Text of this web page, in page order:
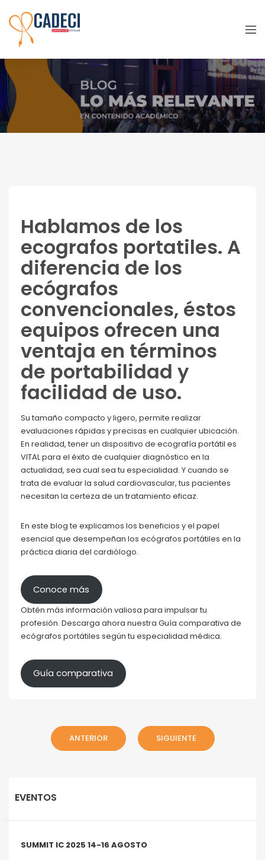
Visualiza el corazón en tiempo real
Hablamos de los
ecografos portatiles. A
diferencia de los
ecógrafos
convencionales, éstos
equipos ofrecen una
ventaja en términos
de portabilidad y
facilidad de uso.
Su tamaño compacto y ligero, permite realizar
evaluaciones rápidas y precisas en cualquier ubicación.
En realidad, tener un dispositivo de ecografía portátil es
VITAL para el éxito de cualquier diagnóstico en la
actualidad, sea cual sea tu especialidad. Y cuando se
trata de evaluar la salud cardiovascular, tus pacientes
necesitan la certeza de un tratamiento eficaz.
En este blog te explicamos los beneficios y el papel
esencial que desempeñan los ecógrafos portátiles en la
práctica diaria del cardiólogo.
Conoce más
Obtén más información valiosa para impulsar tu
profesión. Descarga ahora nuestra Guía comparativa de
ecógrafos portátiles según tu especialidad médica.
Guía comparativa
ANTERIOR SIGUIENTE
EVENTOS
SUMMIT IC 2025 14-16 AGOSTO